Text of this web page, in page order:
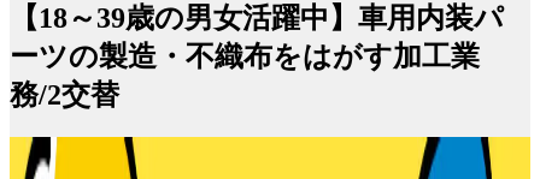
【18～39歳の男女活躍中】車用内装パ
ーツの製造・不織布をはがす加工業
務/2交替